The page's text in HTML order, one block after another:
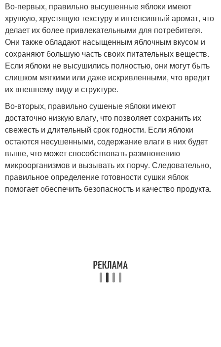
Во-первых, правильно высушенные яблоки имеют
хрупкую, хрустящую текстуру и интенсивный аромат, что
делает их более привлекательными для потребителя.
Они также обладают насыщенным яблочным вкусом и
сохраняют большую часть своих питательных веществ.
Если яблоки не высушились полностью, они могут быть
слишком мягкими или даже искривленными, что вредит
их внешнему виду и структуре.
Во-вторых, правильно сушеные яблоки имеют
достаточно низкую влагу, что позволяет сохранить их
свежесть и длительный срок годности. Если яблоки
остаются несушенными, содержание влаги в них будет
выше, что может способствовать размножению
микроорганизмов и вызывать их порчу. Следовательно,
правильное определение готовности сушки яблок
помогает обеспечить безопасность и качество продукта.